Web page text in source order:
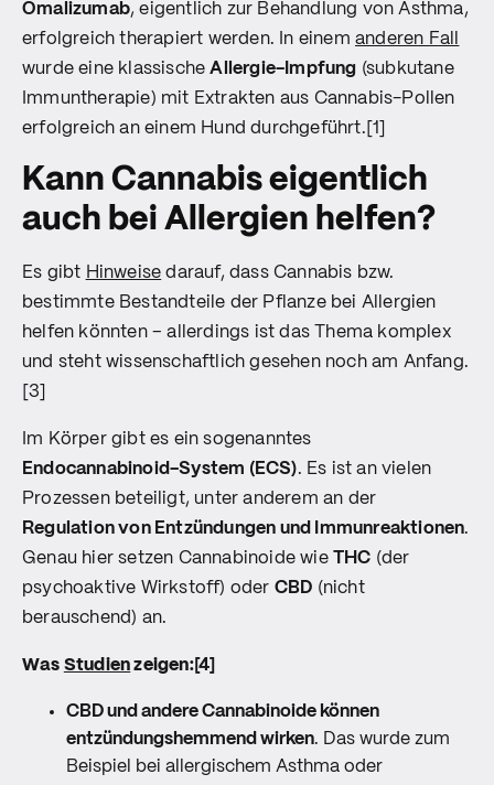
Omalizumab, eigentlich zur Behandlung von Asthma,
erfolgreich therapiert werden. In einem anderen Fall
wurde eine klassischeAllergie-Impfung (subkutane
Immuntherapie) mit Extrakten aus Cannabis-Pollen
erfolgreich an einem Hund durchgeführt.[1]
Kann Cannabis eigentlich
auch bei Allergien helfen?
Es gibt Hinweise darauf, dass Cannabis bzw.
bestimmte Bestandteile der Pflanze bei Allergien
helfen könnten – allerdings ist das Thema komplex
und steht wissenschaftlich gesehen noch am Anfang.
[3]
Im Körper gibt es ein sogenanntes
Endocannabinoid-System (ECS). Es ist an vielen
Prozessen beteiligt, unter anderem an der
Regulation von Entzündungen und Immunreaktionen.
Genau hier setzen Cannabinoide wie
THC (der
psychoaktive Wirkstoff) oder CBD (nicht
berauschend) an.
Was Studien zeigen:[4]
CBD und andere Cannabinoide können
entzündungshemmend wirken. Das wurde zum
Beispiel bei allergischem Asthma oder